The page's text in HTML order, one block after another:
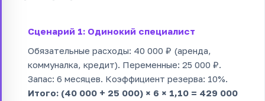
Сценарий 1: Одинокий специалист
Обязательные расходы: 40 000 ₽ (аренда,
коммуналка, кредит). Переменные: 25 000 ₽.
Запас: 6 месяцев. Коэффициент резерва: 10%.
Итого: (40 000 + 25 000) × 6 × 1,10 = 429 000